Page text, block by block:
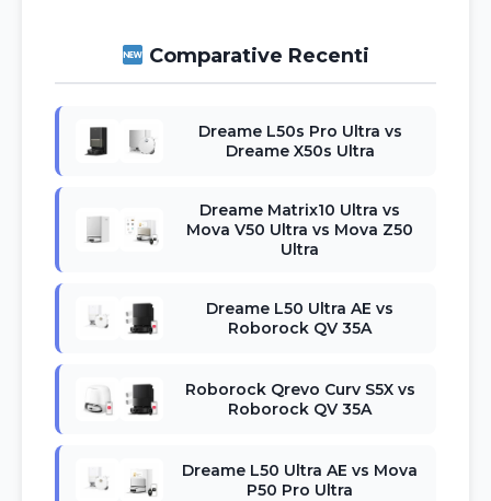
Comparative Recenti
Dreame L50s Pro Ultra vs
Dreame X50s Ultra
Dreame Matrix10 Ultra vs
Mova V50 Ultra vs Mova Z50
Ultra
Dreame L50 Ultra AE vs
Roborock QV 35A
Roborock Qrevo Curv S5X vs
Roborock QV 35A
Dreame L50 Ultra AE vs Mova
P50 Pro Ultra